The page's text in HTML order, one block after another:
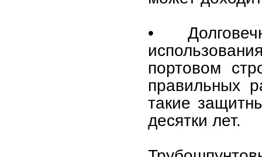
•
портовом
правильных
такие
десятки лет.